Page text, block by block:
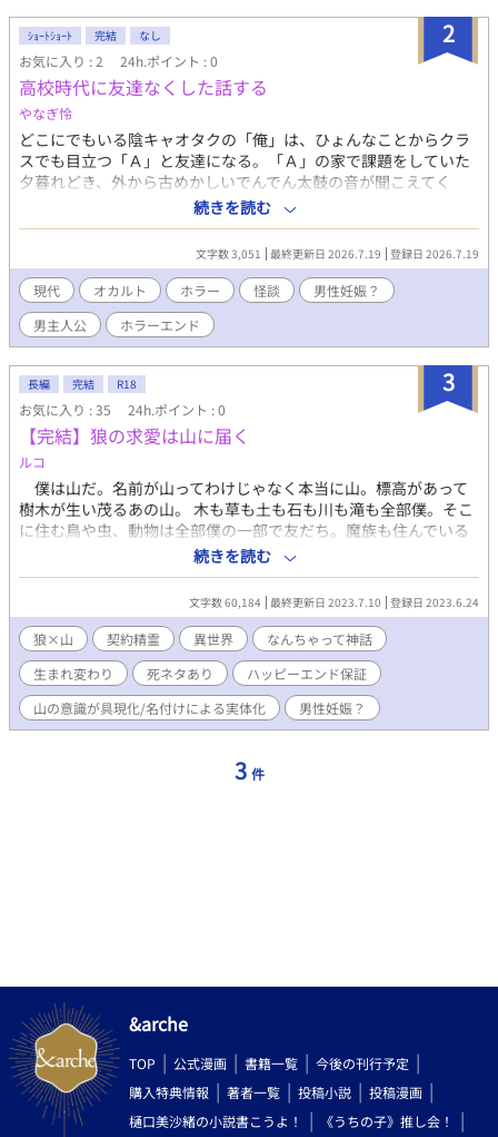
2
ｼｮｰﾄｼｮｰﾄ 完結 なし
お気に入り : 2 24h.ポイント : 0
高校時代に友達なくした話する
やなぎ怜
どこにでもいる陰キャオタクの「俺」は、ひょんなことからクラ
スでも目立つ「Ａ」と友達になる。「Ａ」の家で課題をしていた
夕暮れどき、外から古めかしいでんでん太鼓の音が聞こえてく
る。たまにある、とだけ語る「Ａ」の様子から深くは謂れを聞か
なかった「俺」。それが間違いだったのかどうなのか、今はもう
わからない。 ※他投稿サイトにも掲載。
続きを読む
文字数 3,051 最終更新日 2026.7.19 登録日 2026.7.19
現代 オカルト ホラー 怪談
男性妊娠？
男主人公
ホラーエンド
3
長編 完結 R18
お気に入り : 35 24h.ポイント : 0
【完結】狼の求愛は山に届く
ルコ
僕は山だ。名前が山ってわけじゃなく本当に山。標高があって
樹木が生い茂るあの山。 木も草も土も石も川も滝も全部僕。そこ
に住む鳥や虫、動物は全部僕の一部で友だち。魔族も住んでいる
し、魔獣や魔鳥なんかもいるけど、彼らだって僕の一部なんだ。
そんな僕の中で作られる生態系の頂点は狼の群れだった。その
群れの長の雄狼と番の雌狼に出来た赤ちゃんは五匹。四匹は元気
に育っていったけど、一匹は弱い個体で親にも見捨てられてい
て・・・ けど僕は、その弱い個体である雄狼の子を放っておく事
は出来なかった。僕は意識を具現化し、人型となってその子を助
ける。 その後、僕には「サン」と、狼の子には「ラウ」と、お互
いに名前を付け合った事により、僕はサンとして完全に人型の男
の子に実体化したんだ。 僕(サン)はラウと仲良く暮らしていた
てしまう・・・ ーーーーーーーーー ☆「山狼族の長はツンデレ黒
猫を掌中に収める」の舞台、山が主役です。山の意識が人型に実
設定なのに、猫科、犬科動物という概念があるの？そもそも猫、
犬自体が生息してるの？と、途中で筆者自身が疑問に思いました
が、そのままそれで通しています(汗)。
続きを読む
文字数 60,184 最終更新日 2023.7.10 登録日 2023.6.24
狼×山 契約精霊 異世界
なんちゃって神話
生まれ変わり
死ネタあり
ハッピーエンド保証
山の意識が具現化/名付けによる実体化
男性妊娠？
3 件
&arche
TOP 公式漫画 書籍一覧
今後の刊行予定
購入特典情報
著者一覧 投稿小説
投稿漫画
樋口美沙緒の小説書こうよ！
《うちの子》推し会！